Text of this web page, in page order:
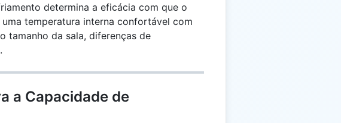
determina a eficácia com que o
temperatura interna confortável com
tamanho da sala, diferenças de
a Capacidade de